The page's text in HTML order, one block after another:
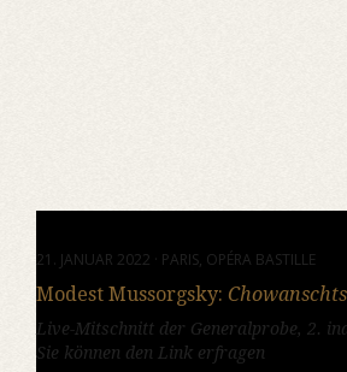
21. JANUAR 2022 · PARIS, OPÉRA BASTILLE
Modest Mussorgsky:
Live-Mitschnitt der Generalprobe, 2.
Sie können den Link erfragen